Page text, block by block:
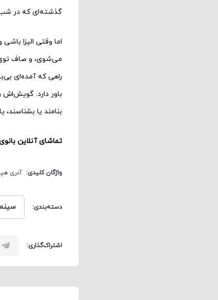
گذشته‌‌‌‌ای که در شب
اما وقتی الیزا
می‌‌‌‌شوی، و صاف
راهی که آمده‌‌‌‌ای
باور دارد.
بنامند یا
تماشای آنلاین
واژگان کلیدی: آدری
دسته‌بندی:
اشتراک‌گذاری: